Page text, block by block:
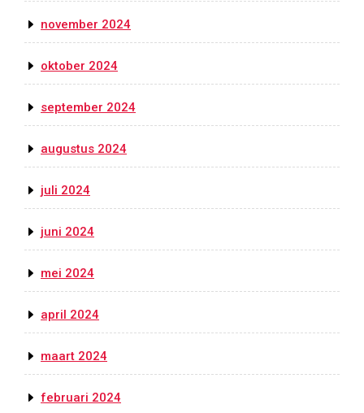
november 2024
oktober 2024
september 2024
augustus 2024
juli 2024
juni 2024
mei 2024
april 2024
maart 2024
februari 2024